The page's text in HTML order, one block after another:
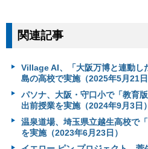
関連記事
Village AI、「大阪万博と連動し
島の高校で実施（2025年5月21日
パソナ、大阪・守口小で「教育
出前授業を実施（2024年9月3日）
温泉道場、埼玉県立越生高校で
を実施（2023年6月23日）